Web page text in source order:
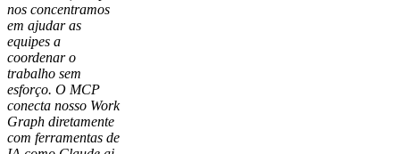
nos concentramos
em ajudar as
equipes a
coordenar o
trabalho sem
esforço. O MCP
conecta nosso Work
Graph diretamente
com ferramentas de